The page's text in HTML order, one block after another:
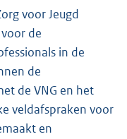
voor Jeugd
de
in de
de
de VNG en het
veldafspraken voor
en